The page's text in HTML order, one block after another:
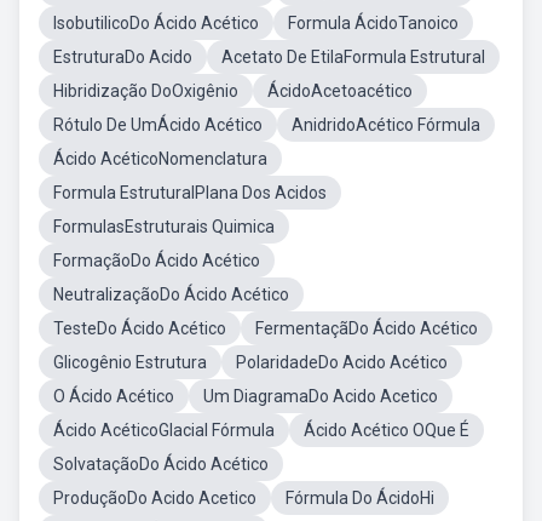
IsobutilicoDo Ácido Acético
Formula ÁcidoTanoico
EstruturaDo Acido
Acetato De EtilaFormula Estrutural
Hibridização DoOxigênio
ÁcidoAcetoacético
Rótulo De UmÁcido Acético
AnidridoAcético Fórmula
Ácido AcéticoNomenclatura
Formula EstruturalPlana Dos Acidos
FormulasEstruturais Quimica
FormaçãoDo Ácido Acético
NeutralizaçãoDo Ácido Acético
TesteDo Ácido Acético
FermentaçãDo Ácido Acético
Glicogênio Estrutura
PolaridadeDo Acido Acético
O Ácido Acético
Um DiagramaDo Acido Acetico
Ácido AcéticoGlacial Fórmula
Ácido Acético OQue É
SolvataçãoDo Ácido Acético
ProduçãoDo Acido Acetico
Fórmula Do ÁcidoHi